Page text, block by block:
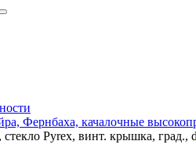
Фернбаха, качалочные
Pyrex, винт. крышка, град.,